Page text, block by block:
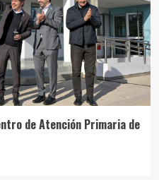
de Atención Primaria de